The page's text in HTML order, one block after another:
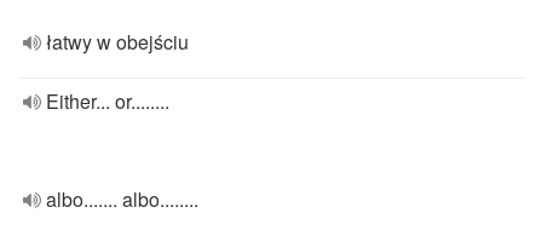
łatwy w obejściu
Either... or........
albo....... albo........